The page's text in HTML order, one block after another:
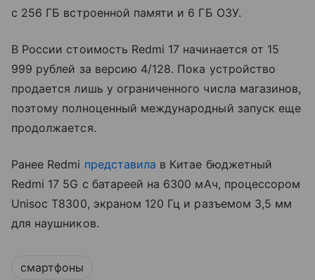
с 256 ГБ встроенной памяти и 6 ГБ ОЗУ.
В России стоимость Redmi 17 начинается от 15
999 рублей за версию 4/128. Пока устройство
продается лишь у ограниченного числа магазинов,
поэтому полноценный международный запуск еще
продолжается.
Ранее Redmi представила в Китае бюджетный
Redmi 17 5G с батареей на 6300 мАч, процессором
Unisoc T8300, экраном 120 Гц и разъемом 3,5 мм
для наушников.
смартфоны